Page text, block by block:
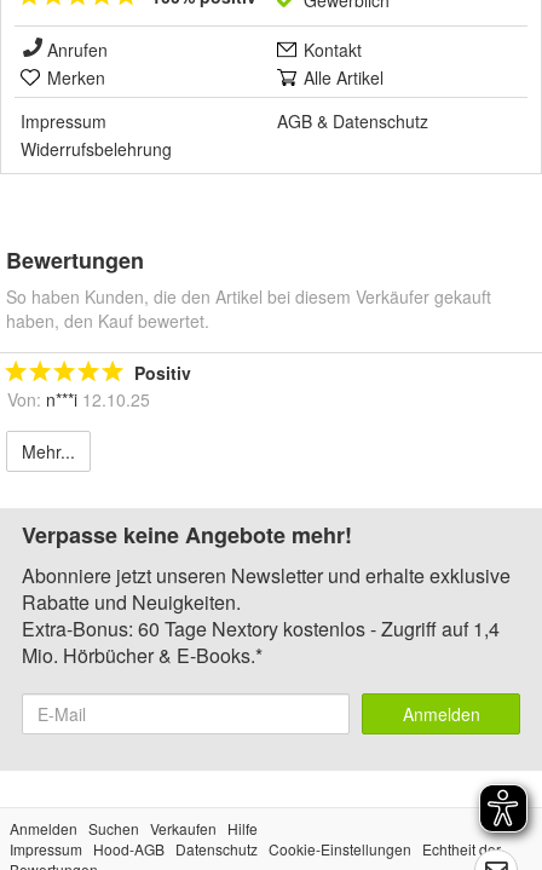
Anrufen
Kontakt
Merken
Alle Artikel
Impressum
AGB & Datenschutz
Widerrufsbelehrung
Bewertungen
So haben Kunden, die den Artikel bei diesem Verkäufer gekauft
haben, den Kauf bewertet.
Positiv
Von: n***i 12.10.25
Mehr...
Verpasse keine Angebote mehr!
Abonniere jetzt unseren Newsletter und erhalte exklusive
Rabatte und Neuigkeiten.
Extra-Bonus: 60 Tage Nextory kostenlos - Zugriff auf 1,4
Mio. Hörbücher & E-Books.*
Anmelden
Anmelden Suchen Verkaufen
Hilfe
Impressum
Hood-AGB Datenschutz Cookie-Einstellungen
Echtheit der